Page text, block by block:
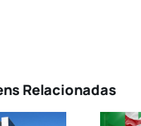
Relacionadas